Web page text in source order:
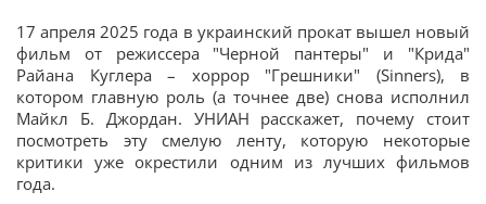
17 апреля 2025 года в украинский прокат вышел новый
фильм от режиссера "Черной пантеры" и "Крида"
Райана Куглера – хоррор "Грешники" (Sinners), в
котором главную роль (а точнее две) снова исполнил
Майкл Б. Джордан. УНИАН расскажет, почему стоит
посмотреть эту смелую ленту, которую некоторые
критики уже окрестили одним из лучших фильмов
года.